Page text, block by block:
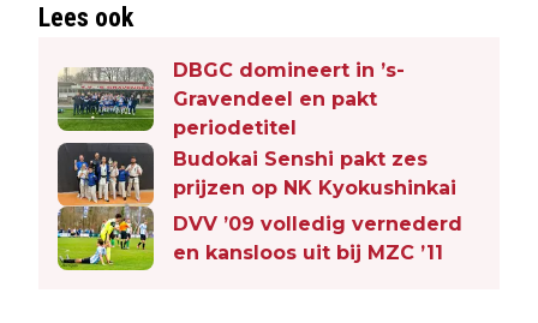
Lees ook
DBGC domineert in ’s-
Gravendeel en pakt
periodetitel
Budokai Senshi pakt zes
prijzen op NK Kyokushinkai
DVV ’09 volledig vernederd
en kansloos uit bij MZC ’11